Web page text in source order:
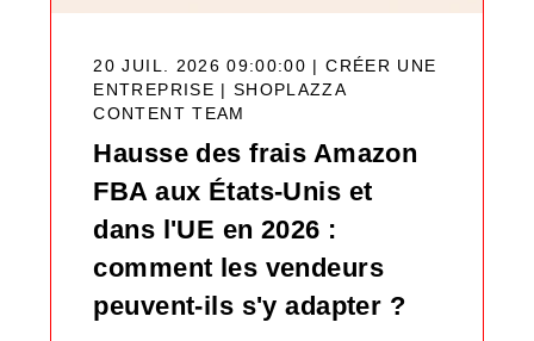
20 JUIL. 2026 09:00:00 | CRÉER UNE
ENTREPRISE | SHOPLAZZA
CONTENT TEAM
Hausse des frais Amazon
FBA aux États-Unis et
dans l'UE en 2026 :
comment les vendeurs
peuvent-ils s'y adapter ?